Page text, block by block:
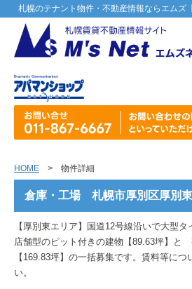
札幌のテナント物件・不動産情報ならエムズ
HOME > 物件詳細
倉庫・工場 札幌市厚別区厚別
【厚別東エリア】国道12号線沿いで大型タ
店舗型のピット付きの建物【89.63坪】と
【169.83坪】の一括募集です。賃料等に
い。